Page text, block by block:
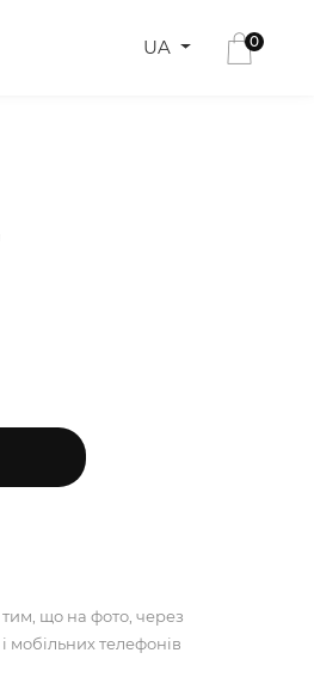
UA 0
тим, що на фото, через
мобільних телефонів